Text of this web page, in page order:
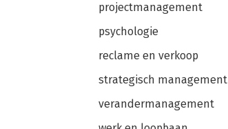
projectmanagement
psychologie
reclame en verkoop
strategisch management
verandermanagement